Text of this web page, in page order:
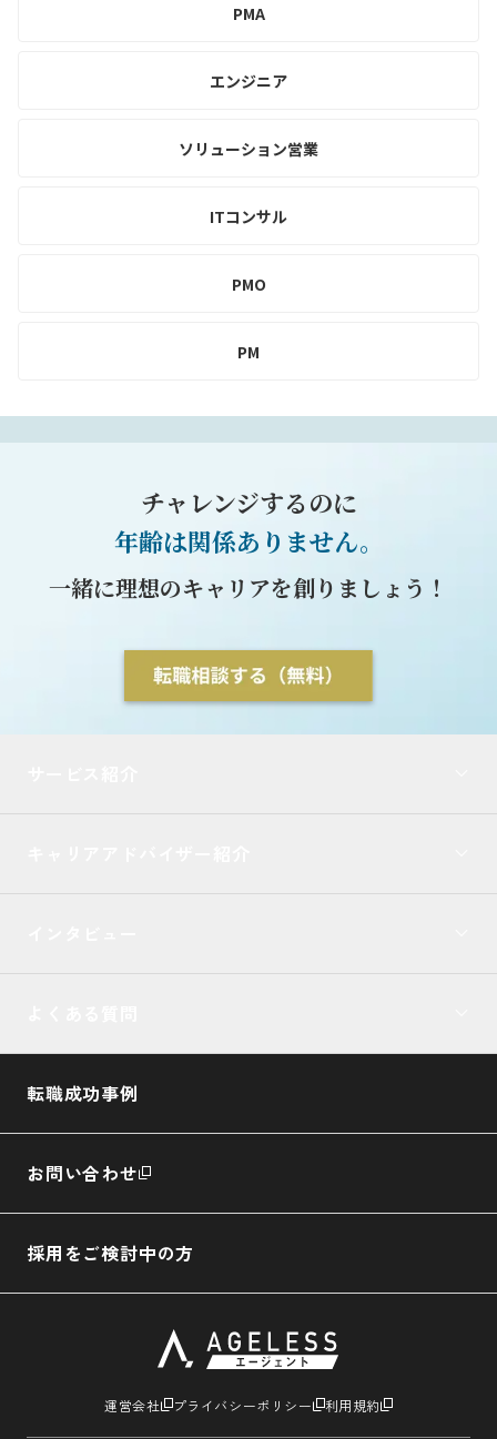
PMA
エンジニア
ソリューション営業
ITコンサル
PMO
PM
チャレンジするのに
年齢は関係ありません。
一緒に理想のキャリアを創りましょう！
転職成功事例
お問い合わせ
採用をご検討中の方
運営会社 プライバシーポリシー 利用規約